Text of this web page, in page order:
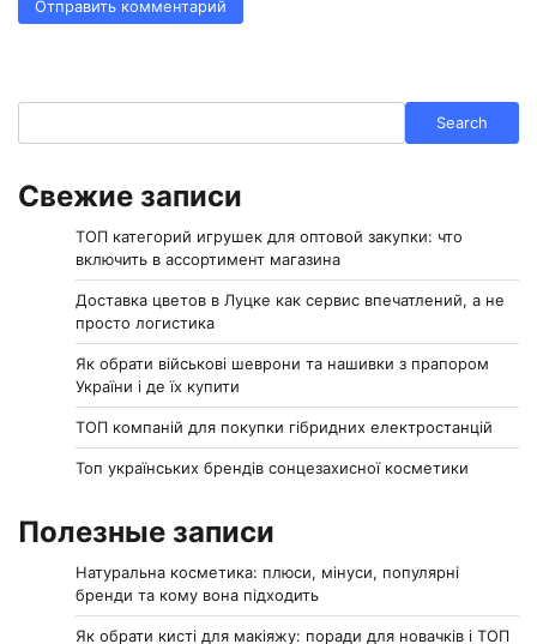
Search
Свежие записи
ТОП категорий игрушек для оптовой закупки: что
включить в ассортимент магазина
Доставка цветов в Луцке как сервис впечатлений, а не
просто логистика
Як обрати військові шеврони та нашивки з прапором
України і де їх купити
ТОП компаній для покупки гібридних електростанцій
Топ українських брендів сонцезахисної косметики
Полезные записи
Натуральна косметика: плюси, мінуси, популярні
бренди та кому вона підходить
Як обрати кисті для макіяжу: поради для новачків і ТОП